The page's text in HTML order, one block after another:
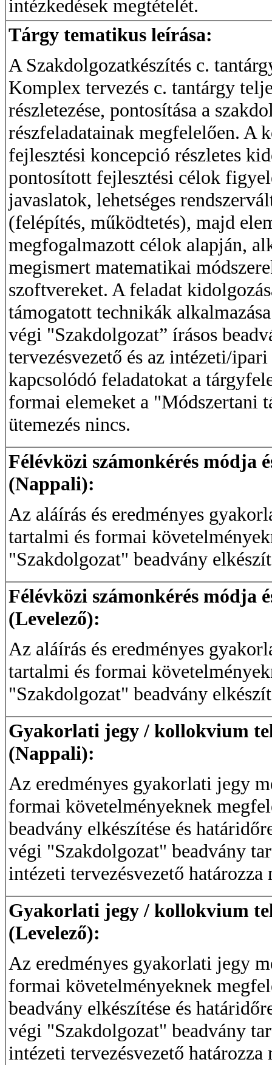
intézkedések megtételét.
Tárgy tematikus leírása:
A Szakdolgozatkészítés c.
Komplex tervezés c. tantárgy
részletezése, pontosítása a
részfeladatainak megfelelően. A
fejlesztési koncepció részletes
pontosított fejlesztési célok
javaslatok, lehetséges
(felépítés, működtetés), majd
megfogalmazott célok alapján,
megismert matematikai
szoftvereket. A feladat
támogatott technikák
végi "Szakdolgozat” írásos
tervezésvezető és az intézeti/
kapcsolódó feladatokat a
formai elemeket a "Módszertani
ütemezés nincs.
Félévközi számonkérés módja
(Nappali):
Az aláírás és eredményes
tartalmi és formai
"Szakdolgozat" beadvány
Félévközi számonkérés módja
(Levelező):
Az aláírás és eredményes
tartalmi és formai
"Szakdolgozat" beadvány
Gyakorlati jegy / kollokvium
(Nappali):
Az eredményes gyakorlati jegy
formai követelményeknek
beadvány elkészítése és
végi "Szakdolgozat" beadvány
intézeti tervezésvezető határozza
Gyakorlati jegy / kollokvium
(Levelező):
Az eredményes gyakorlati jegy
formai követelményeknek
beadvány elkészítése és
végi "Szakdolgozat" beadvány
intézeti tervezésvezető határozza